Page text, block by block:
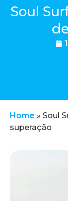
Soul
Home » Soul
superação